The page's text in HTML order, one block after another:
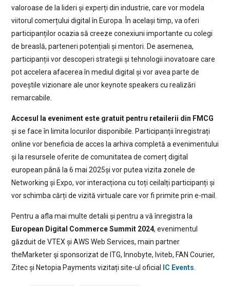
valoroase de la lideri și experți din industrie, care vor modela
viitorul comerțului digital în Europa. În același timp, va oferi
participanților ocazia să creeze conexiuni importante cu colegi
de breaslă, parteneri potențiali și mentori. De asemenea,
participanții vor descoperi strategii și tehnologii inovatoare care
pot accelera afacerea în mediul digital și vor avea parte de
poveștile vizionare ale unor keynote speakers cu realizări
remarcabile.
Accesul la eveniment este gratuit pentru retailerii din FMCG
și se face în limita locurilor disponibile. Participanții înregistrați
online vor beneficia de acces la arhiva completă a evenimentului
și la resursele oferite de comunitatea de comerț digital
european până la 6 mai 2025și vor putea vizita zonele de
Networking și Expo, vor interacționa cu toți ceilalți participanți și
vor schimba cărți de vizită virtuale care vor fi primite prin e-mail.
Pentru a afla mai multe detalii și pentru a vă înregistra la
European Digital Commerce Summit 2024, evenimentul
găzduit de VTEX și AWS Web Services, main partner
theMarketer şi sponsorizat de ITG, Innobyte, Iviteb, FAN Courier,
Zitec și Netopia Payments vizitați site-ul oficial
IC Events